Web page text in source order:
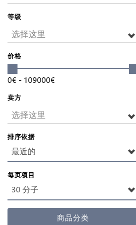
等级
选择这里
价格
0€ - 109000€
卖方
选择这里
排序依据
最近的
每页项目
30 分子
商品分类